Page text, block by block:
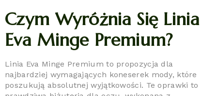
Czym Wyróżnia Się Linia
Eva Minge Premium?
Linia Eva Minge Premium to propozycja dla
najbardziej wymagających koneserek mody, które
poszukują absolutnej wyjątkowości. Te oprawki to